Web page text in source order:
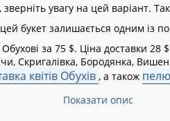
увагу на цей варіант.
букет залишається одним із
за 75 $. Ціна доставки 28
Скригалівка, Бородянка,
квітів Обухів , а також
Показати опис